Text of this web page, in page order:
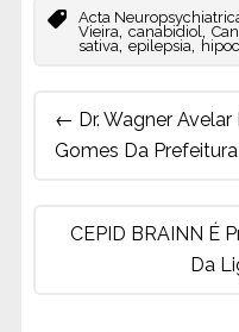
Acta
Vieira canabidiol,
sativa, epilepsia,
Post
navigation
← Dr. Wagner
Gomes Da
CEPID BRAINN É
Da